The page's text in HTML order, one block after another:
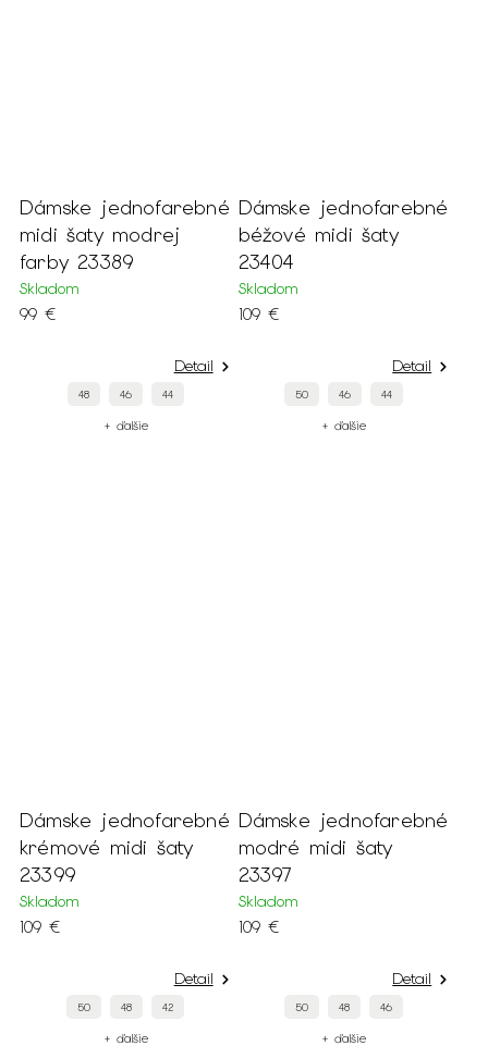
Dámske jednofarebné
midi šaty modrej
farby 23389
Skladom
99 €
Detail
48 46 44
+ ďalšie
Dámske jednofarebné
béžové midi šaty
23404
Skladom
109 €
Detail
50 46 44
+ ďalšie
Dámske jednofarebné
krémové midi šaty
23399
Skladom
109 €
Detail
50 48 42
+ ďalšie
Dámske jednofarebné
modré midi šaty
23397
Skladom
109 €
Detail
50 48 46
+ ďalšie